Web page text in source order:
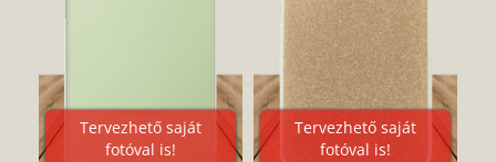
Tervezhető saját
fotóval is!
Tervezhető saját
fotóval is!